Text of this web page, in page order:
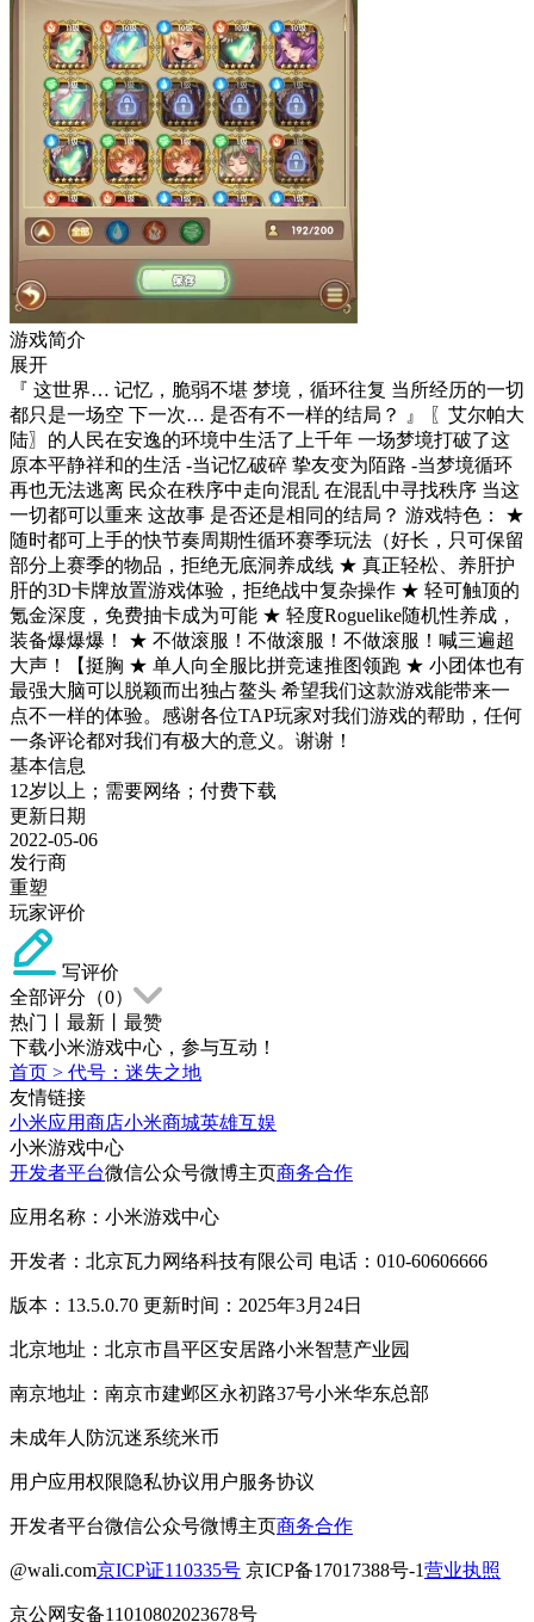
游戏简介
展开
『 这世界… 记忆，脆弱不堪 梦境，循环往复 当所经历的一切
都只是一场空 下一次… 是否有不一样的结局？ 』 〖艾尔帕大
陆〗的人民在安逸的环境中生活了上千年 一场梦境打破了这
原本平静祥和的生活 -当记忆破碎 挚友变为陌路 -当梦境循环
再也无法逃离 民众在秩序中走向混乱 在混乱中寻找秩序 当这
一切都可以重来 这故事 是否还是相同的结局？ 游戏特色： ★
随时都可上手的快节奏周期性循环赛季玩法（好长，只可保留
部分上赛季的物品，拒绝无底洞养成线 ★ 真正轻松、养肝护
肝的3D卡牌放置游戏体验，拒绝战中复杂操作 ★ 轻可触顶的
氪金深度，免费抽卡成为可能 ★ 轻度Roguelike随机性养成，
装备爆爆爆！ ★ 不做滚服！不做滚服！不做滚服！喊三遍超
大声！【挺胸 ★ 单人向全服比拼竞速推图领跑 ★ 小团体也有
最强大脑可以脱颖而出独占鳌头 希望我们这款游戏能带来一
点不一样的体验。感谢各位TAP玩家对我们游戏的帮助，任何
一条评论都对我们有极大的意义。谢谢！
基本信息
12岁以上；需要网络；付费下载
更新日期
2022-05-06
发行商
重塑
玩家评价
写评价
全部评分（0）
热门
最新
最赞
下载小米游戏中心，参与互动！
首页 > 代号：迷失之地
友情链接
小米应用商店小米商城英雄互娱
小米游戏中心
开发者平台微信公众号微博主页商务合作
应用名称：小米游戏中心
开发者：北京瓦力网络科技有限公司 电话：010-60606666
版本：13.5.0.70 更新时间：2025年3月24日
北京地址：北京市昌平区安居路小米智慧产业园
南京地址：南京市建邺区永初路37号小米华东总部
未成年人防沉迷系统米币
用户应用权限隐私协议用户服务协议
开发者平台微信公众号微博主页商务合作
@wali.com京ICP证110335号 京ICP备17017388号-1营业执照
京公网安备11010802023678号